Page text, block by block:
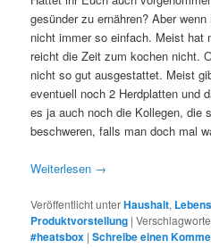
gesünder zu ernähren? Aber
nicht immer so einfach. Meist hat
reicht die Zeit zum kochen nicht.
nicht so gut ausgestattet. Meist
eventuell noch 2 Herdplatten und
es ja auch noch die Kollegen, die
beschweren, falls man doch mal
Weiterlesen →
Veröffentlicht unterHaushalt,
Produktvorstellung |
#heatsbox |Schreibe einen